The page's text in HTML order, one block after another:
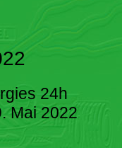
24h
Mai 2022